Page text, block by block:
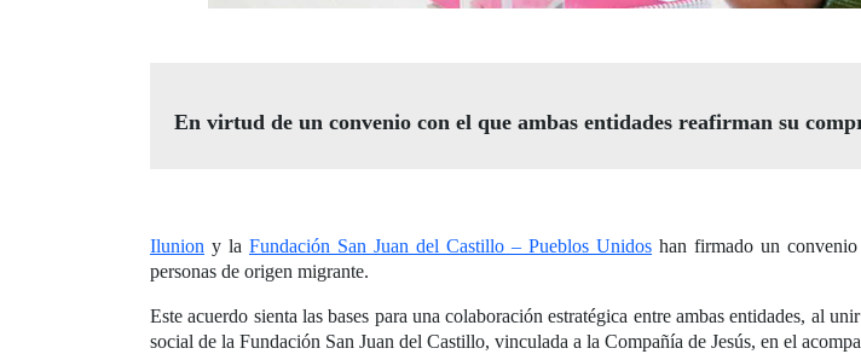
En virtud de un convenio con el que ambas entidades reafirman su
Ilunion y la Fundación San Juan del Castillo – Pueblos Unidos han firmado un
personas de origen migrante.
Este acuerdo sienta las bases para una colaboración estratégica entre ambas entidades, al
social de la Fundación San Juan del Castillo, vinculada a la Compañía de Jesús, en el